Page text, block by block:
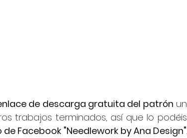
de descarga gratuita del patrón un
trabajos terminados, así que lo podéis
de Facebook "Needlework by Ana Design"